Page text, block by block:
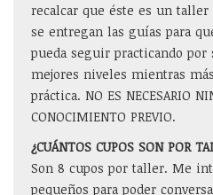
recalcar que éste es un
se entregan las guías para
pueda seguir practicando
mejores niveles mientras
práctica. NO ES NECESARIO
CONOCIMIENTO PREVIO.
¿CUÁNTOS CUPOS SON POR
Son 8 cupos por taller. Me
pequeños para poder